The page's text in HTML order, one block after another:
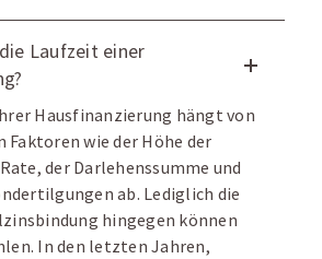
Laufzeit einer
Hausfinanzierung hängt von
Faktoren wie der Höhe der
der Darlehenssumme und
ab. Lediglich die
hingegen können
In den letzten Jahren,